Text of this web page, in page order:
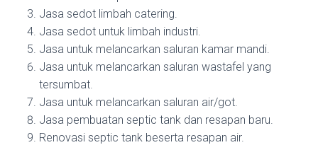
Jasa sedot limbah catering.
Jasa sedot untuk limbah industri.
Jasa untuk melancarkan saluran kamar mandi.
Jasa untuk melancarkan saluran wastafel yang
tersumbat.
Jasa untuk melancarkan saluran air/got.
Jasa pembuatan septic tank dan resapan baru.
Renovasi septic tank beserta resapan air.